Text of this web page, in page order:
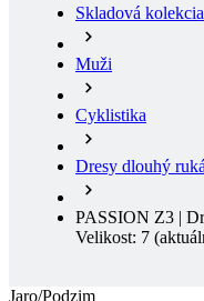
Skladová kolekcia
Muži
Cyklistika
Dresy dlouhý
PASSION Z3 |
Velikost: 7
Jaro/Podzim